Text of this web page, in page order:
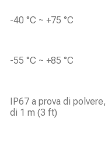
-40 °C ~ +75 °C
-55 °C ~ +85 °C
IP67 a prova di
di 1 m (3 ft)